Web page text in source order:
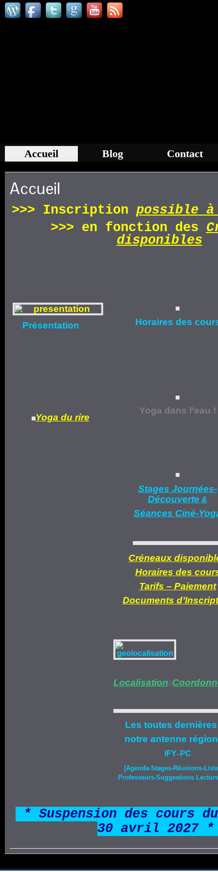
Accueil Blog Contact
Accueil
>>> Inscription possible à
>>> en fonction des
disponibles
Présentation Horaires des
Yoga du rire
Yoga dans l’eau !
Stages Journées-
Découverte &
Séances Ciné-
Créneaux
Horaires des
Tarifs – Paiement
Documents d’
Localisation//
Les toutes
notre antenne
IFY–PC
[Agenda-Stages-Réunions-
Professeurs-Suggestions
* Suspension des cours
30 avril 2027 *